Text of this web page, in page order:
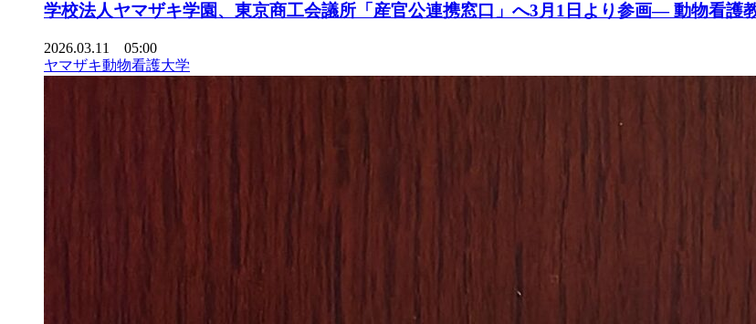
学校法人ヤマザキ学園、東京商工会議所「産官公連携窓口」へ3月1日より参画― 動物看
2026.03.11 05:00
ヤマザキ動物看護大学